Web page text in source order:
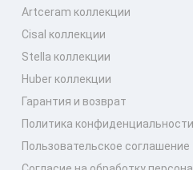
Artceram коллекции
Cisal коллекции
Stella коллекции
Huber коллекции
Гарантия и возврат
Политика конфиденциальности
Пользовательское соглашение